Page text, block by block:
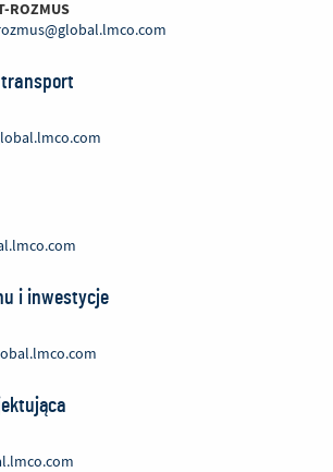
ROZMUS
transport
i inwestycje